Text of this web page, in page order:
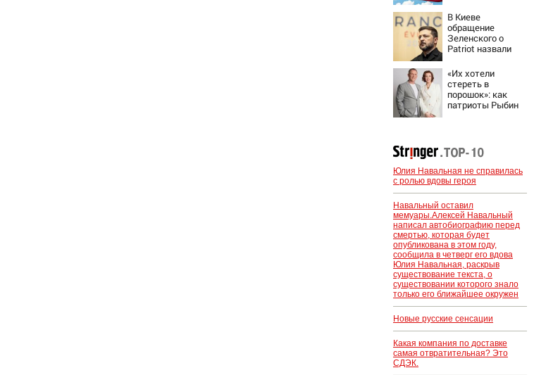
В Киеве
обращение
Зеленского о
Patriot назвали
«Их хотели
стереть в
порошок»: как
патриоты Рыбин
бизу»
Юлия Навальная не справилась
с ролью вдовы героя
Навальный оставил
мемуары.Алексей Навальный
написал автобиографию перед
смертью, которая будет
опубликована в этом году,
сообщила в четверг его вдова
Юлия Навальная, раскрыв
существование текста, о
существовании которого знало
только его ближайшее окружен
Новые русские сенсации
Какая компания по доставке
самая отвратительная? Это
СДЭК.